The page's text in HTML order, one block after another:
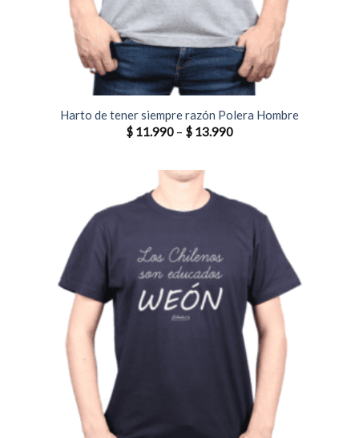
Harto de tener siempre razón Polera Hombre
$ 11.990 – $ 13.990